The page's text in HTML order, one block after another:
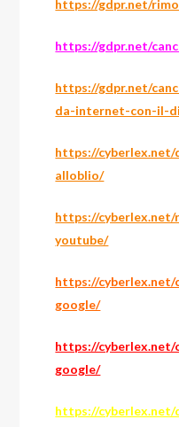
https://gdpr.net/
https://gdpr.net/
https://gdpr.net/
da-internet-con-il-
https://
alloblio/
https://
youtube/
https://
google/
https://
google/
https://